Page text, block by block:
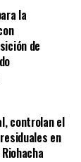
la
de
controlan el
en